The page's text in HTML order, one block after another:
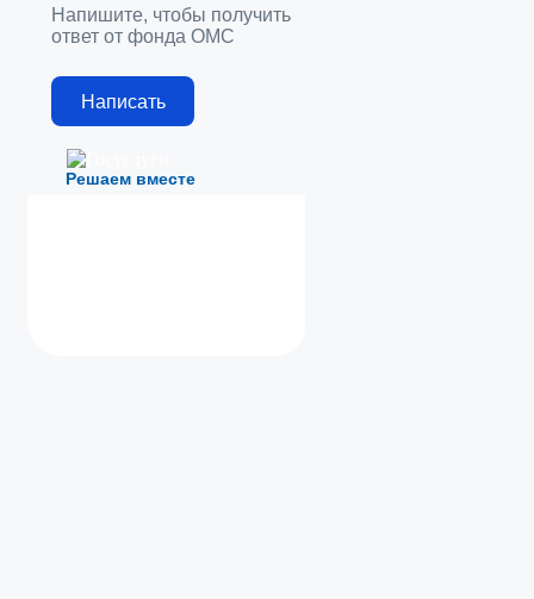
Решаем вместе
Напишите, чтобы получить
ответ от фонда ОМС
Написать